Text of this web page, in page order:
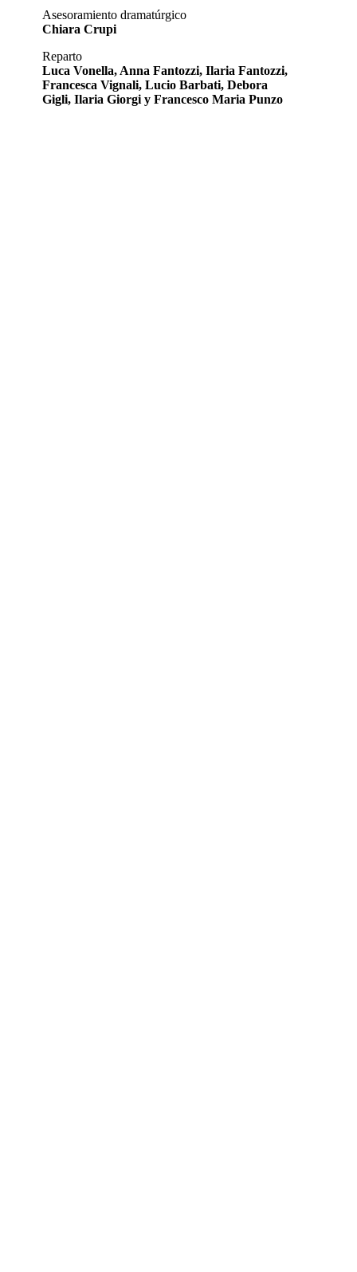
Asesoramiento dramatúrgico
Chiara Crupi
Reparto
Luca Vonella, Anna Fantozzi, Ilaria Fantozzi,
Francesca Vignali, Lucio Barbati, Debora
Gigli, Ilaria Giorgi y Francesco Maria Punzo